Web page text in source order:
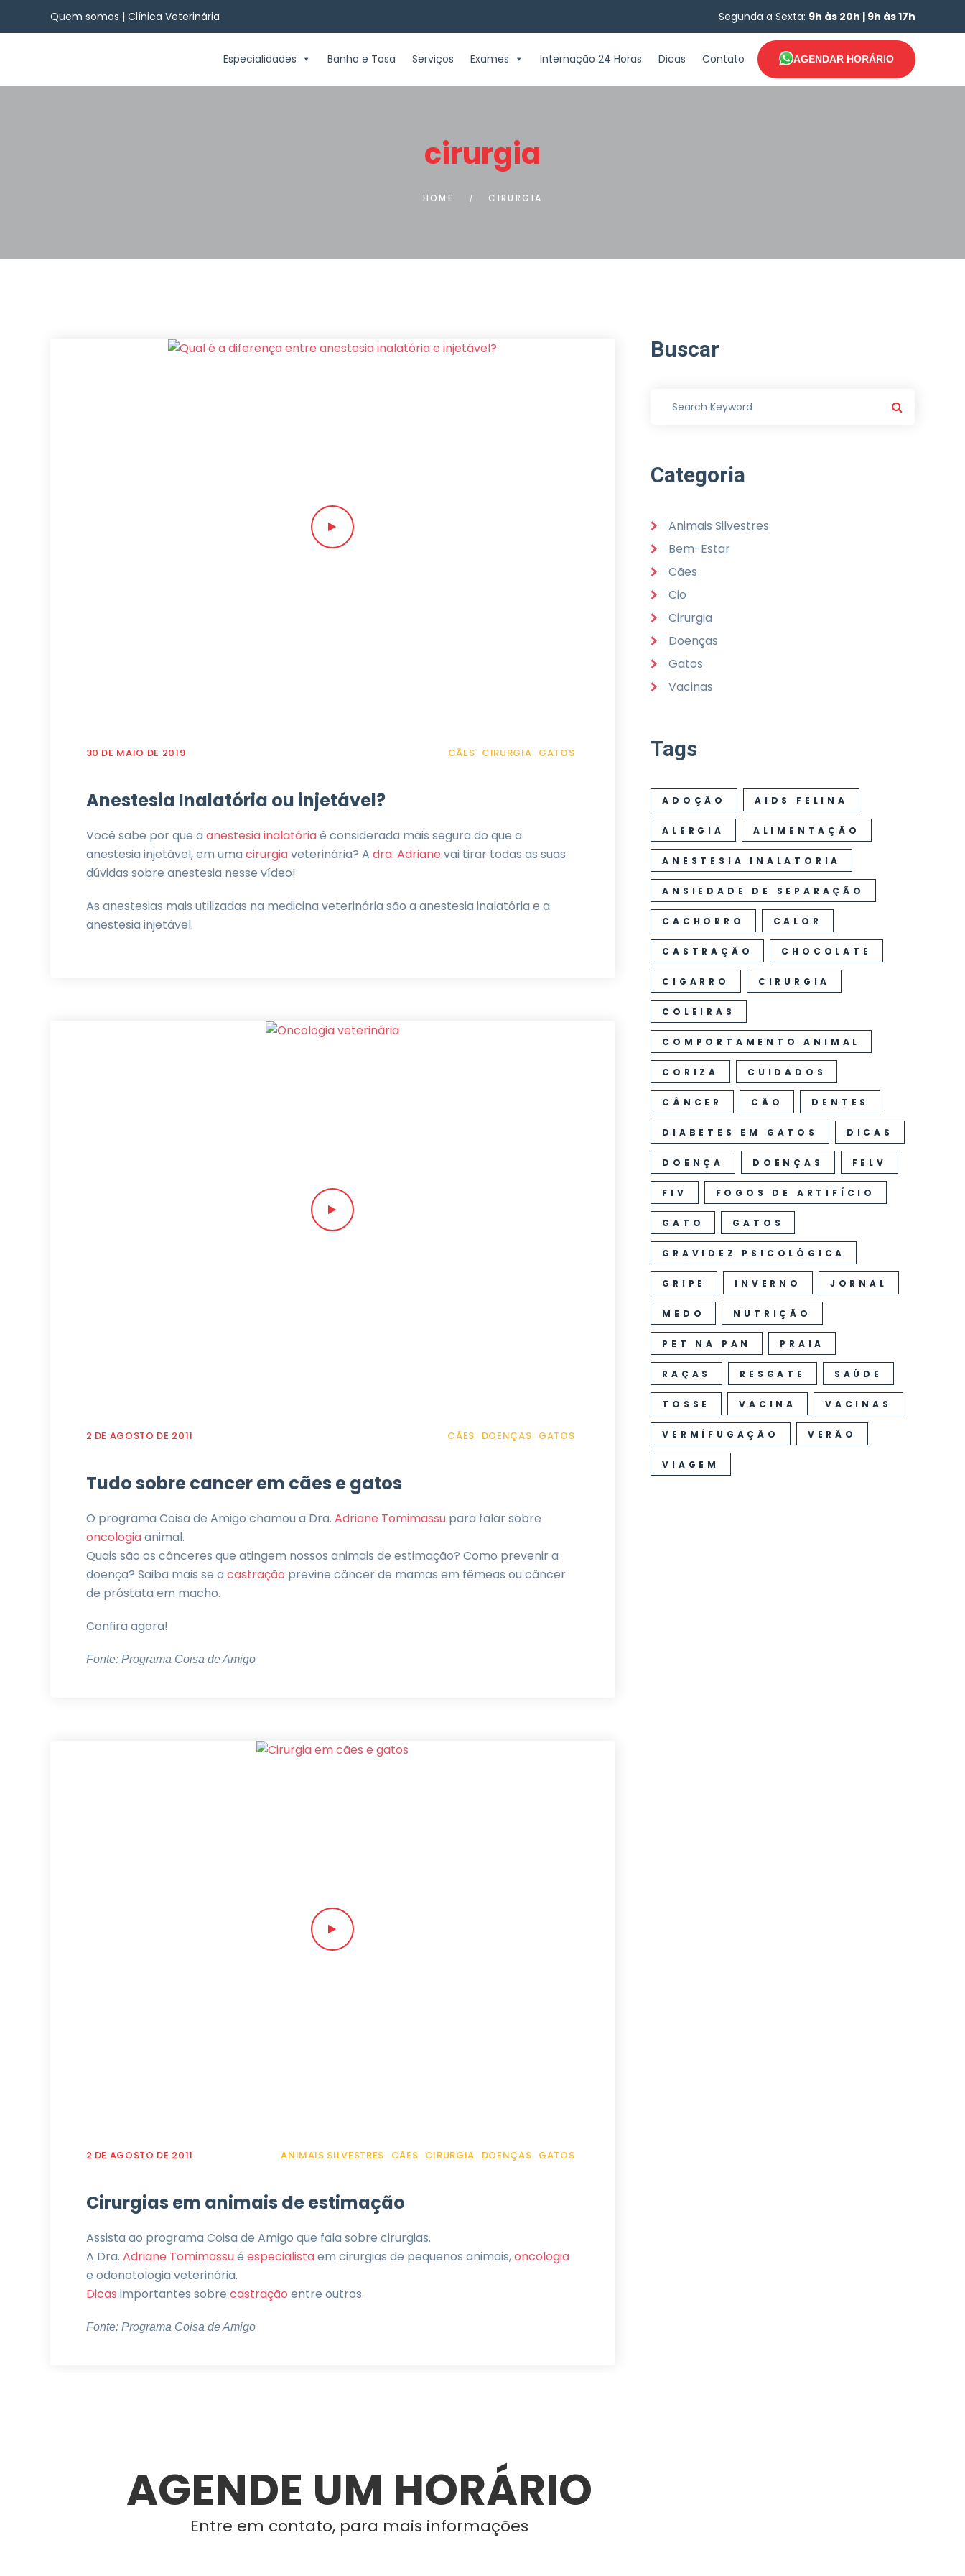
Quem somos | Clínica Veterinária Segunda a Sexta: 9h às 20h | 9h às 17h
Especialidades Banho e Tosa Serviços Exames Internação 24 Horas Dicas Contato AGENDAR HORÁRIO
cirurgia
HOME CIRURGIA
30 DE MAIO DE 2019 CÃES CIRURGIA GATOS
Anestesia Inalatória ou injetável?
Você sabe por que a anestesia inalatóriaé considerada mais segura do que a
anestesia injetável, em uma cirurgiaveterinária? A dra. Adriane vai tirar todas as suas
dúvidas sobre anestesia nesse vídeo!
As anestesias mais utilizadas na medicina veterinária são a anestesia inalatória e a
anestesia injetável.
2 DE AGOSTO DE 2011 CÃES DOENÇAS GATOS
Tudo sobre cancer em cães e gatos
O programa Coisa de Amigo chamou a Dra. Adriane Tomimassupara falar sobre
oncologiaanimal.
Quais são os cânceres que atingem nossos animais de estimação? Como prevenir a
doença? Saiba mais se a castração previne câncer de mamas em fêmeas ou câncer
de próstata em macho.
Confira agora!
Fonte: Programa Coisa de Amigo
2 DE AGOSTO DE 2011 ANIMAIS SILVESTRES CÃES CIRURGIA DOENÇAS GATOS
Cirurgias em animais de estimação
Assista ao programa Coisa de Amigo que fala sobre cirurgias.
A Dra. Adriane Tomimassué especialistaem cirurgias de pequenos animais,oncologia
e odonotologia veterinária.
Dicas importantes sobre castração entre outros.
Fonte: Programa Coisa de Amigo
Buscar
Categoria
Animais Silvestres
Bem-Estar
Cães
Cio
Cirurgia
Doenças
Gatos
Vacinas
Tags
ADOÇÃO AIDS FELINA
ALERGIA ALIMENTAÇÃO
ANESTESIA INALATORIA
ANSIEDADE DE SEPARAÇÃO
CACHORRO CALOR
CASTRAÇÃO CHOCOLATE
CIGARRO CIRURGIA
COLEIRAS
COMPORTAMENTO ANIMAL
CORIZA CUIDADOS
CÂNCER CÃO DENTES
DIABETES EM GATOS DICAS
DOENÇA DOENÇAS FELV
FIV FOGOS DE ARTIFÍCIO
GATO GATOS
GRAVIDEZ PSICOLÓGICA
GRIPE INVERNO JORNAL
MEDO NUTRIÇÃO
PET NA PAN PRAIA
RAÇAS RESGATE SAÚDE
TOSSE VACINA VACINAS
VERMÍFUGAÇÃO VERÃO
VIAGEM
AGENDE UM HORÁRIO
Entre em contato, para mais informações